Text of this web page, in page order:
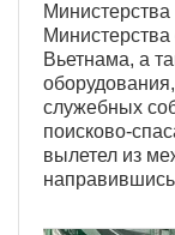
Вьетнама, а
служебных
поисково-
вылетел из
последствий